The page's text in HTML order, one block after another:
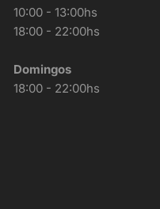
10:00 - 13:00hs
18:00 - 22:00hs
Domingos
18:00 - 22:00hs